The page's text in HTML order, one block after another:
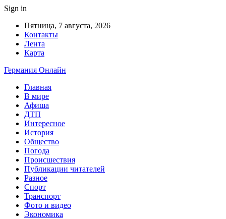
Sign in
Пятница, 7 августа, 2026
Контакты
Лента
Карта
Германия Онлайн
Главная
В мире
Афиша
ДТП
Интересное
История
Общество
Погода
Происшествия
Публикации читателей
Разное
Спорт
Транспорт
Фото и видео
Экономика